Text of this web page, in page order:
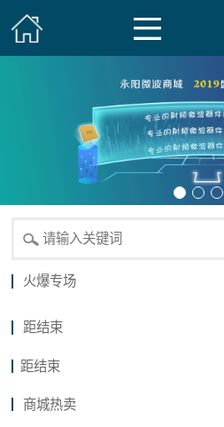
火爆专场
距结束
距结束
商城热卖